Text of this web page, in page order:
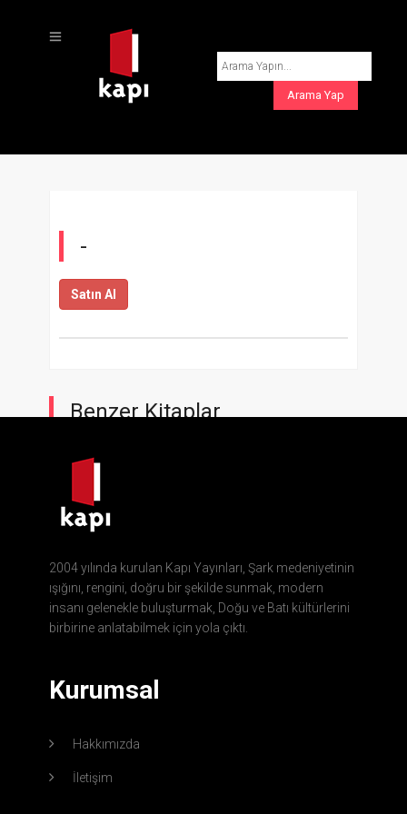
-
Satın Al
Benzer Kitaplar
2004 yılında kurulan Kapı Yayınları, Şark medeniyetinin
ışığını, rengini, doğru bir şekilde sunmak, modern
insanı gelenekle buluşturmak, Doğu ve Batı kültürlerini
birbirine anlatabilmek için yola çıktı.
Kurumsal
Hakkımızda
İletişim